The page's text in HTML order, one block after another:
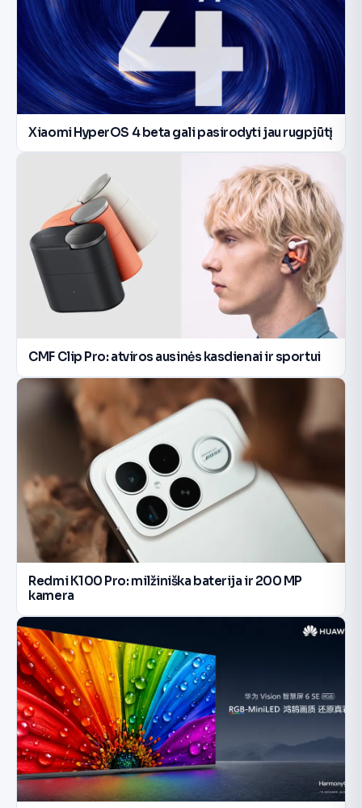
Xiaomi HyperOS 4 beta gali pasirodyti jau rugpjūtį
CMF Clip Pro: atviros ausinės kasdienai ir sportui
Redmi K100 Pro: milžiniška baterija ir 200 MP
kamera